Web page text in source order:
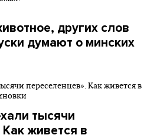
других слов
думают о минских
тысячи
живется в